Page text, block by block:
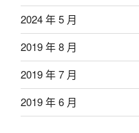
2024 年 5 月
2019 年 8 月
2019 年 7 月
2019 年 6 月